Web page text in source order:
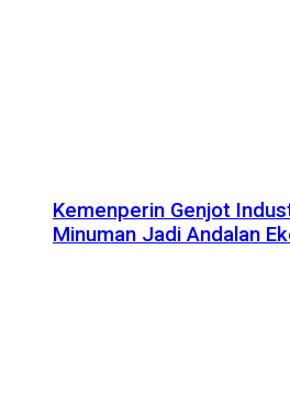
Kemenperin Genjot
Minuman Jadi Andalan